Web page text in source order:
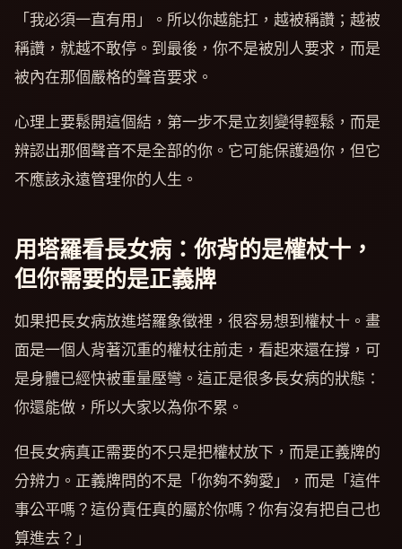
「我必須一直有用」。所以你越能扛，越被稱讚；越被
稱讚，就越不敢停。到最後，你不是被別人要求，而是
被內在那個嚴格的聲音要求。
心理上要鬆開這個結，第一步不是立刻變得輕鬆，而是
辨認出那個聲音不是全部的你。它可能保護過你，但它
不應該永遠管理你的人生。
用塔羅看長女病：你背的是權杖十，
但你需要的是正義牌
如果把長女病放進塔羅象徵裡，很容易想到權杖十。畫
面是一個人背著沉重的權杖往前走，看起來還在撐，可
是身體已經快被重量壓彎。這正是很多長女病的狀態：
你還能做，所以大家以為你不累。
但長女病真正需要的不只是把權杖放下，而是正義牌的
分辨力。正義牌問的不是「你夠不夠愛」，而是「這件
事公平嗎？這份責任真的屬於你嗎？你有沒有把自己也
算進去？」